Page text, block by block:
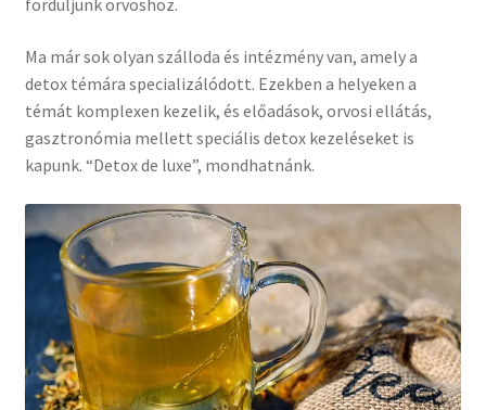
forduljunk orvoshoz.
Ma már sok olyan szálloda és intézmény van, amely a
detox témára specializálódott. Ezekben a helyeken a
témát komplexen kezelik, és előadások, orvosi ellátás,
gasztronómia mellett speciális detox kezeléseket is
kapunk. “Detox de luxe”, mondhatnánk.